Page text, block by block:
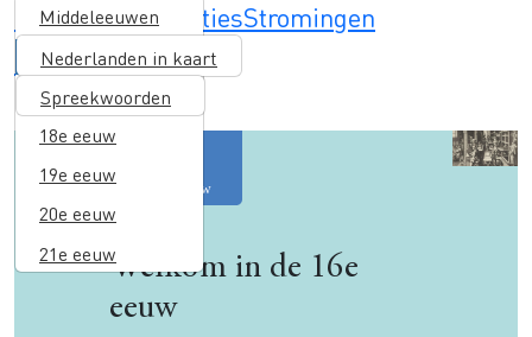
Middeleeuwen
Nederlanden in kaart
16e eeuw
Spreekwoorden
17e eeuw
18e eeuw
19e eeuw
20e eeuw
21e eeuw
Thema's & selectiesStromingen
Lesmateriaal
Image
Welkom in de 16e
eeuw